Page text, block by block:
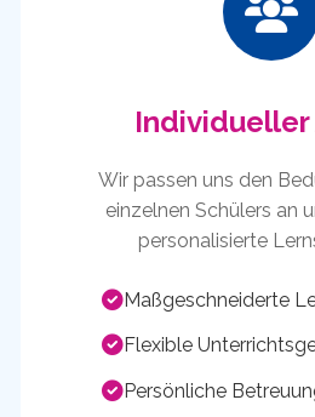
Individueller
Wir passen uns den
einzelnen Schülers an
personalisierte
Maßgeschneiderte
Flexible
Persönliche